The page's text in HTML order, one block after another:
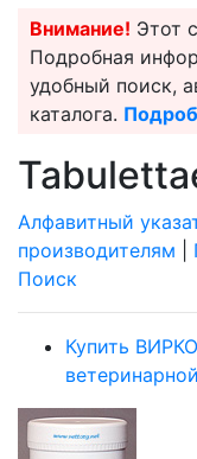
Внимание! Этот
Подробная
удобный поиск,
каталога.
Алфавитный
производителям
Поиск
Купить